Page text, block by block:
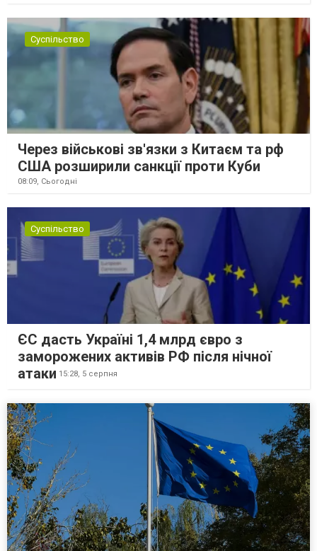
Суспільство
Через військові зв'язки з Китаєм та рф
США розширили санкції проти Куби
08:09, Сьогодні
Суспільство
ЄС дасть Україні 1,4 млрд євро з
заморожених активів РФ після нічної
атаки 15:28, 5 серпня